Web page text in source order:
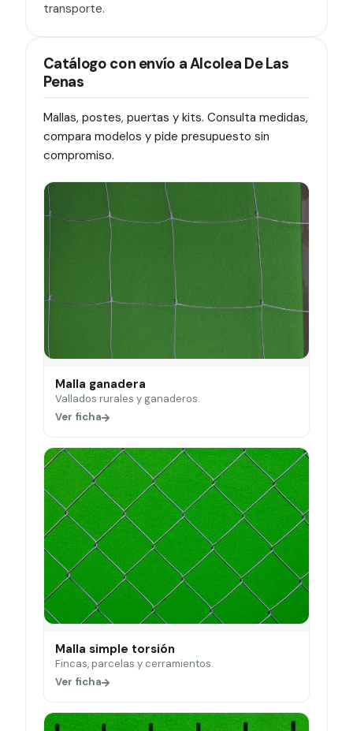
transporte.
Catálogo con envío a Alcolea De Las
Penas
Mallas, postes, puertas y kits. Consulta medidas,
compara modelos y pide presupuesto sin
compromiso.
Malla ganadera
Vallados rurales y ganaderos.
Ver ficha
Malla simple torsión
Fincas, parcelas y cerramientos.
Ver ficha